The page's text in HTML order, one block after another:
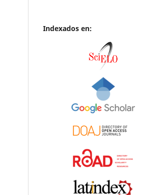
Indexados en: